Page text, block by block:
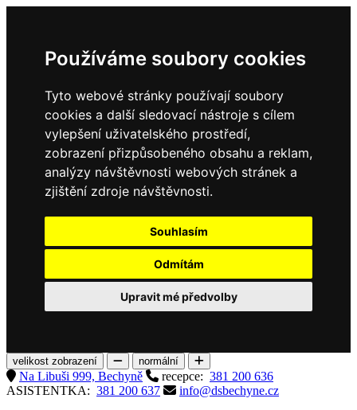
Používáme soubory cookies
Tyto webové stránky používají soubory
cookies a další sledovací nástroje s cílem
vylepšení uživatelského prostředí,
zobrazení přizpůsobeného obsahu a reklam,
analýzy návštěvnosti webových stránek a
zjištění zdroje návštěvnosti.
Souhlasím
Odmítám
Upravit mé předvolby
velikost zobrazení normální
Na Libuši 999, Bechyně recepce: 381 200 636
ASISTENTKA: 381 200 637
info@dsbechyne.cz